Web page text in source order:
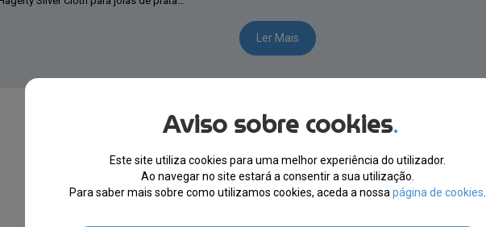
Ler Mais
Aviso sobre cookies.
Este site utiliza cookies para uma melhor experiência do utilizador.
Ao navegar no site estará a consentir a sua utilização.
Para saber mais sobre como utilizamos cookies, aceda a nossa página de cookies